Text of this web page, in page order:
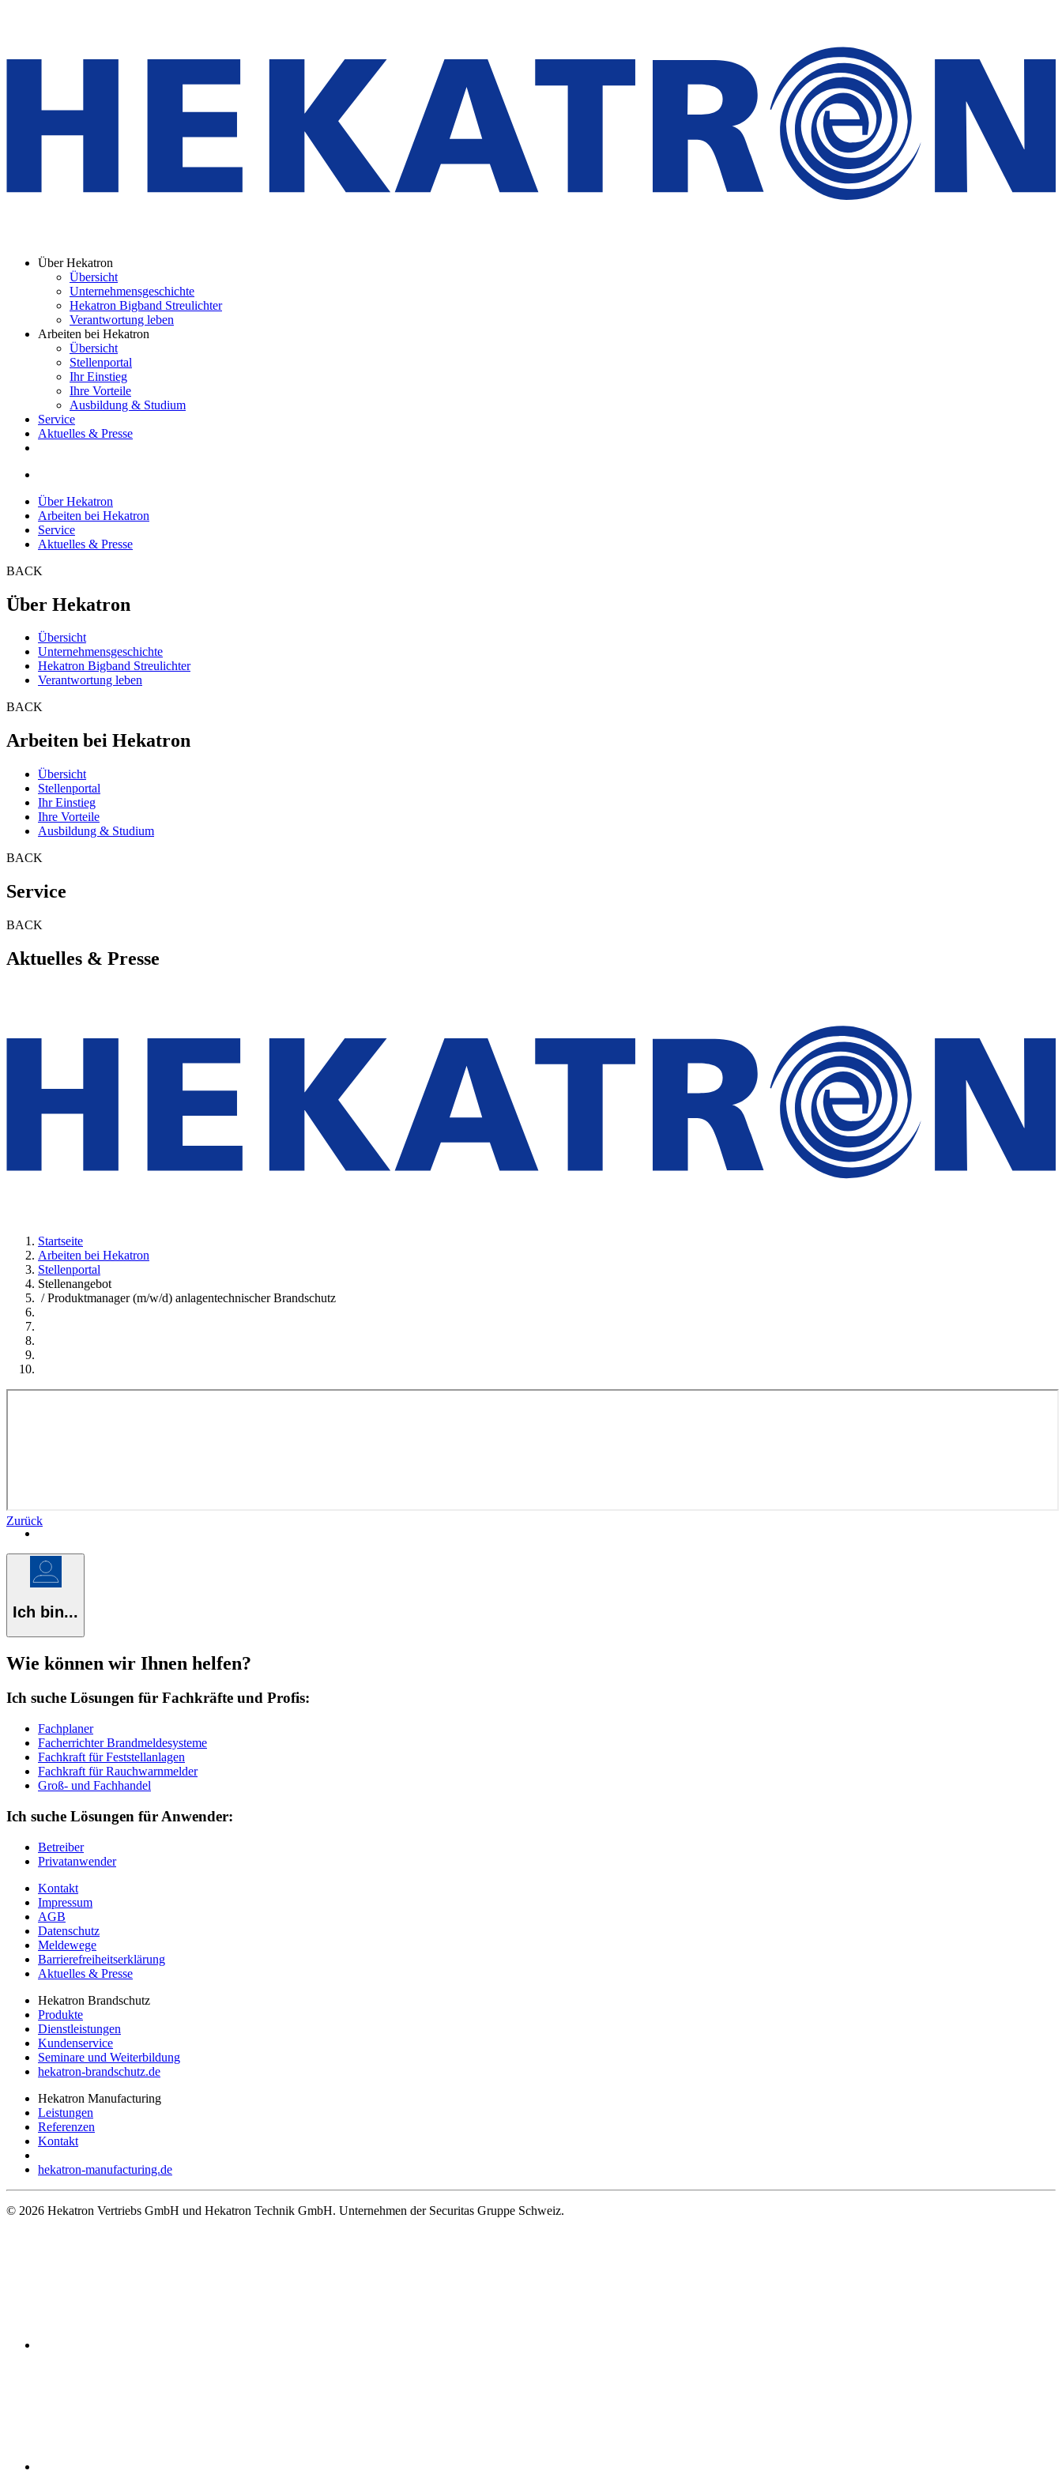
Über Hekatron
Übersicht
Unternehmensgeschichte
Hekatron Bigband Streulichter
Verantwortung leben
Arbeiten bei Hekatron
Übersicht
Stellenportal
Ihr Einstieg
Ihre Vorteile
Ausbildung & Studium
Service
Aktuelles & Presse
Über Hekatron
Arbeiten bei Hekatron
Service
Aktuelles & Presse
BACK
Über Hekatron
Übersicht
Unternehmensgeschichte
Hekatron Bigband Streulichter
Verantwortung leben
BACK
Arbeiten bei Hekatron
Übersicht
Stellenportal
Ihr Einstieg
Ihre Vorteile
Ausbildung & Studium
BACK
Service
BACK
Aktuelles & Presse
Startseite
Arbeiten bei Hekatron
Stellenportal
Stellenangebot
/ Produktmanager (m/w/d) anlagentechnischer Brandschutz
Zurück
Ich bin...
Wie können wir Ihnen helfen?
Ich suche Lösungen für Fachkräfte und Profis:
Fachplaner
Facherrichter Brandmeldesysteme
Fachkraft für Feststellanlagen
Fachkraft für Rauchwarnmelder
Groß- und Fachhandel
Ich suche Lösungen für Anwender:
Betreiber
Privatanwender
Kontakt
Impressum
AGB
Datenschutz
Meldewege
Barrierefreiheitserklärung
Aktuelles & Presse
Hekatron Brandschutz
Produkte
Dienstleistungen
Kundenservice
Seminare und Weiterbildung
hekatron-brandschutz.de
Hekatron Manufacturing
Leistungen
Referenzen
Kontakt
hekatron-manufacturing.de
© 2026 Hekatron Vertriebs GmbH und Hekatron Technik GmbH. Unternehmen der Securitas Gruppe Schweiz.